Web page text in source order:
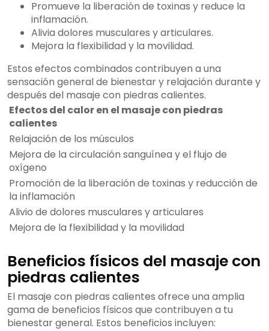
Promueve la liberación de toxinas y reduce la
inflamación.
Alivia dolores musculares y articulares.
Mejora la flexibilidad y la movilidad.
Estos efectos combinados contribuyen a una
sensación general de bienestar y relajación durante y
después del masaje con piedras calientes.
Efectos del calor en el masaje con piedras
calientes
Relajación de los músculos
Mejora de la circulación sanguínea y el flujo de
oxígeno
Promoción de la liberación de toxinas y reducción de
la inflamación
Alivio de dolores musculares y articulares
Mejora de la flexibilidad y la movilidad
Beneficios físicos del masaje con
piedras calientes
El masaje con piedras calientes ofrece una amplia
gama de beneficios físicos que contribuyen a tu
bienestar general. Estos beneficios incluyen: